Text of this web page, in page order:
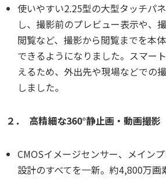
使いやすい2.25型の大型タッチパ
し、撮影前のプレビュー表示や、
閲覧など、撮影から閲覧までを本
できるようになりました。スマー
えるため、外出先や現場などでの
しました。
２． 高精細な360°静止画・動画撮影
CMOSイメージセンサー、メイン
設計のすべてを一新。約4,800万画